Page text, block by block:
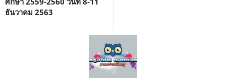
ธันวาคม 2563